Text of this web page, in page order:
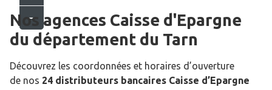
Nos agences Caisse d'Epargne
du département du Tarn
Découvrez les coordonnées et horaires d’ouverture
de nos 24 distributeurs bancaires Caisse d’Epargne